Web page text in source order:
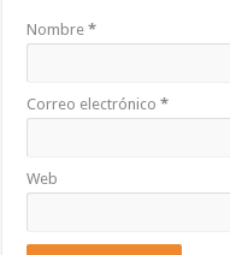
Nombre*
Correo electrónico*
Web